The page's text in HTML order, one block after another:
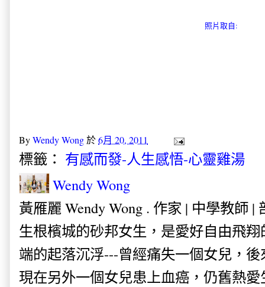
照片取自:
ByWendy Wong於6月 20, 2011
標籤： 有感而發-人生感悟-心靈雞湯
Wendy Wong
黃雁麗 Wendy Wong . 作家 | 中學教師 |
生根檳城的砂邦女生，是愛好自由飛
端的起落沉浮---曾經痛失一個女兒，
現在另外一個女兒患上血癌，仍舊熱